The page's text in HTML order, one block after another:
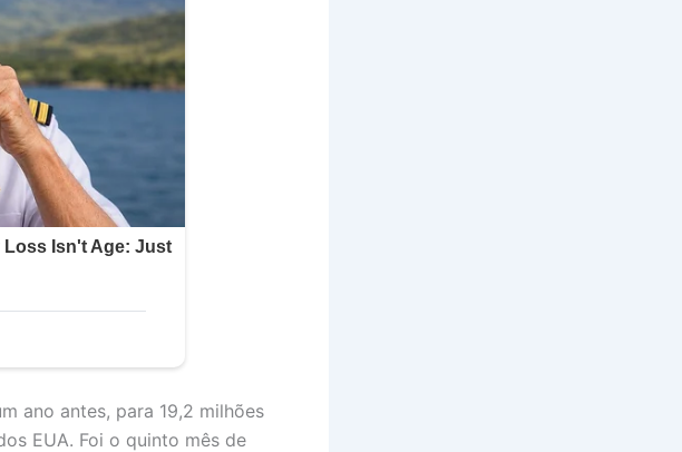
ano antes, para 19,2 milhões
EUA. Foi o quinto mês de